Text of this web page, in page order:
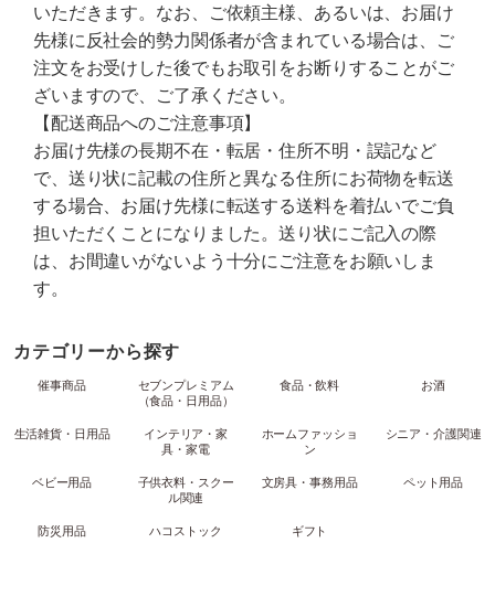
いただきます。なお、ご依頼主様、あるいは、お届け
先様に反社会的勢力関係者が含まれている場合は、ご
注文をお受けした後でもお取引をお断りすることがご
ざいますので、ご了承ください。
【配送商品へのご注意事項】
お届け先様の長期不在・転居・住所不明・誤記など
で、送り状に記載の住所と異なる住所にお荷物を転送
する場合、お届け先様に転送する送料を着払いでご負
担いただくことになりました。送り状にご記入の際
は、お間違いがないよう十分にご注意をお願いしま
す。
カテゴリーから探す
催事商品
セブンプレミアム
（食品・日用品）
食品・飲料 お酒
生活雑貨・日用品
インテリア・家
具・家電
ホームファッショ
ン
シニア・介護関連
ベビー用品
子供衣料・スクー
ル関連
文房具・事務用品 ペット用品
防災用品 ハコストック ギフト